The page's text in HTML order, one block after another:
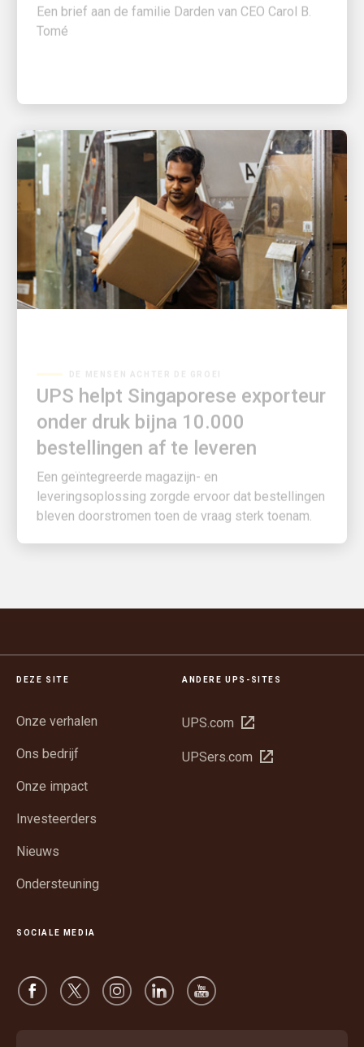
Tomé
UPS helpt Singaporese exporteur
onder druk bijna 10.000
bestellingen af te leveren
Een geïntegreerde magazijn- en
leveringsoplossing zorgde ervoor dat bestellingen
bleven doorstromen toen de vraag sterk toenam.
DEZE SITE
Onze verhalen
Ons bedrijf
Onze impact
Investeerders
Nieuws
Ondersteuning
ANDERE UPS-SITES
UPS.com Opent
een
UPSers.com Opent
SOCIALE MEDIA